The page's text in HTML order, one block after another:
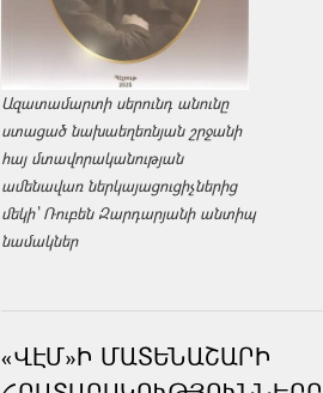
Ազատամարտի սերունդ անունը
ստացած նախաեղեռնյան շրջանի
հայ մտավորականության
ամենավառ ներկայացուցիչներից
մեկի՝ Ռուբեն Զարդարյանի անտիպ
նամակներ
«ՎԷՄ»Ի ՄԱՏԵՆԱՇԱՐԻ